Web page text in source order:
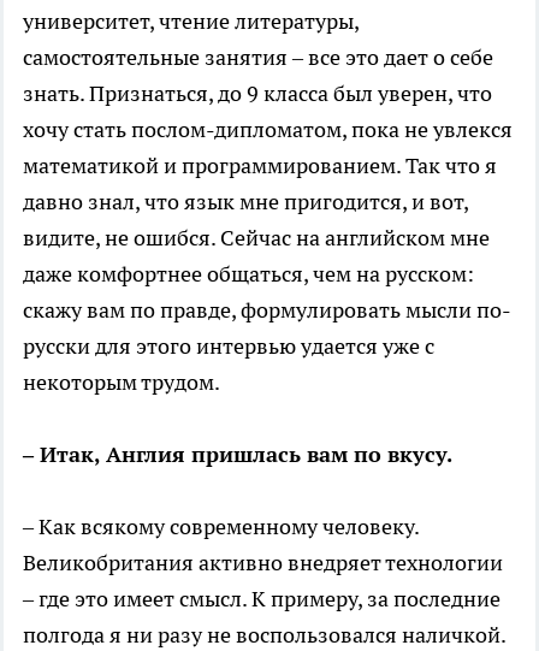
университет, чтение литературы,
самостоятельные занятия – все это дает о себе
знать. Признаться, до 9 класса был уверен, что
хочу стать послом-дипломатом, пока не увлекся
математикой и программированием. Так что я
давно знал, что язык мне пригодится, и вот,
видите, не ошибся. Сейчас на английском мне
даже комфортнее общаться, чем на русском:
скажу вам по правде, формулировать мысли по-
русски для этого интервью удается уже с
некоторым трудом.
– Итак, Англия пришлась вам по вкусу.
– Как всякому современному человеку.
Великобритания активно внедряет технологии
– где это имеет смысл. К примеру, за последние
полгода я ни разу не воспользовался наличкой.